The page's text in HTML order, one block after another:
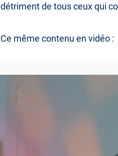
détriment de tous ceux qui
Ce même contenu en vidéo :